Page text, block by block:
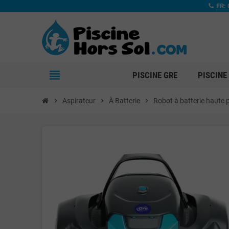
FR:
view_headline PISCINE GRE PISCINE
chevron_right Aspirateur chevron_right À Batterie chevron_right Robot à batterie haute